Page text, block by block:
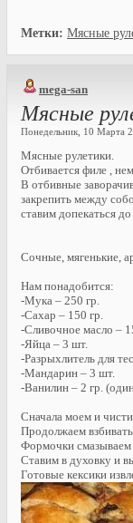
Метки: Мясные
mega-san
Мясные
Понедельник, 10 Марта
Мясные рулетики.
Отбивается филе ,
В отбивные
закрепить между
ставим допекаться
Сочные, мягенькие,
Нам понадобится:
-Мука – 250 гр.
-Сахар – 150 гр.
-Сливочное масло –
-Яйца – 3 шт.
-Разрыхлитель для
-Мандарин – 3 шт.
-Ванилин – 2 гр.
Сначала моем и
Продолжаем
Формочки смазываем
Ставим в духовку и
Готовые кексики